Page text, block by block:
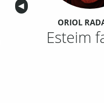
Anterior
◀︎
ORIOL
Esteim